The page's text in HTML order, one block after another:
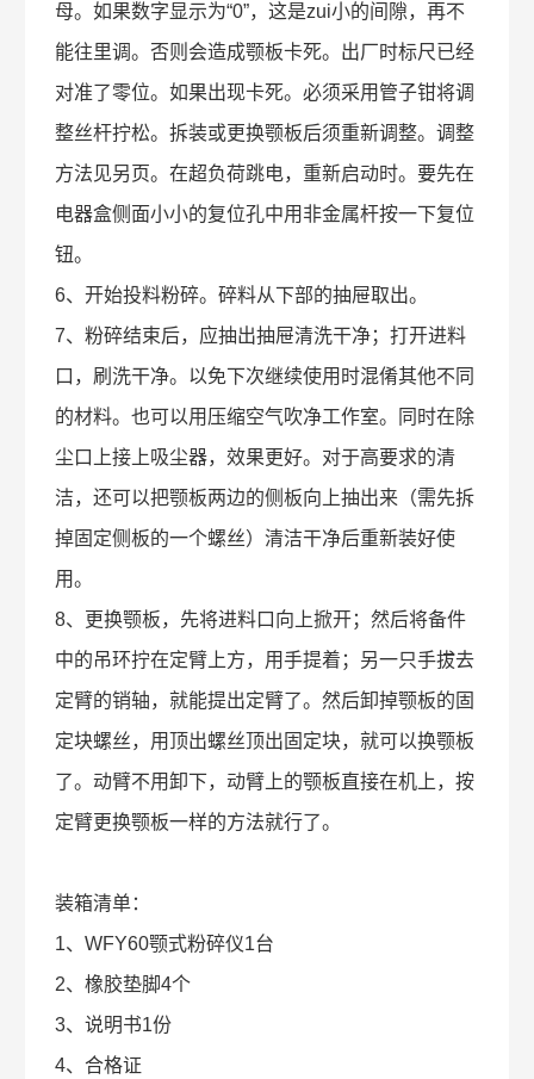
母。如果数字显示为“0”，这是zui小的间隙，再不
能往里调。否则会造成颚板卡死。出厂时标尺已经
对准了零位。如果出现卡死。必须采用管子钳将调
整丝杆拧松。拆装或更换颚板后须重新调整。调整
方法见另页。在超负荷跳电，重新启动时。要先在
电器盒侧面小小的复位孔中用非金属杆按一下复位
钮。
6、开始投料粉碎。碎料从下部的抽屉取出。
7、粉碎结束后，应抽出抽屉清洗干净；打开进料
口，刷洗干净。以免下次继续使用时混倄其他不同
的材料。也可以用压缩空气吹净工作室。同时在除
尘口上接上吸尘器，效果更好。对于高要求的清
洁，还可以把颚板两边的侧板向上抽出来（需先拆
掉固定侧板的一个螺丝）清洁干净后重新装好使
用。
8、更换颚板，先将进料口向上掀开；然后将备件
中的吊环拧在定臂上方，用手提着；另一只手拔去
定臂的销轴，就能提出定臂了。然后卸掉颚板的固
定块螺丝，用顶出螺丝顶出固定块，就可以换颚板
了。动臂不用卸下，动臂上的颚板直接在机上，按
定臂更换颚板一样的方法就行了。
装箱清单：
1、WFY60颚式粉碎仪1台
2、橡胶垫脚4个
3、说明书1份
4、合格证